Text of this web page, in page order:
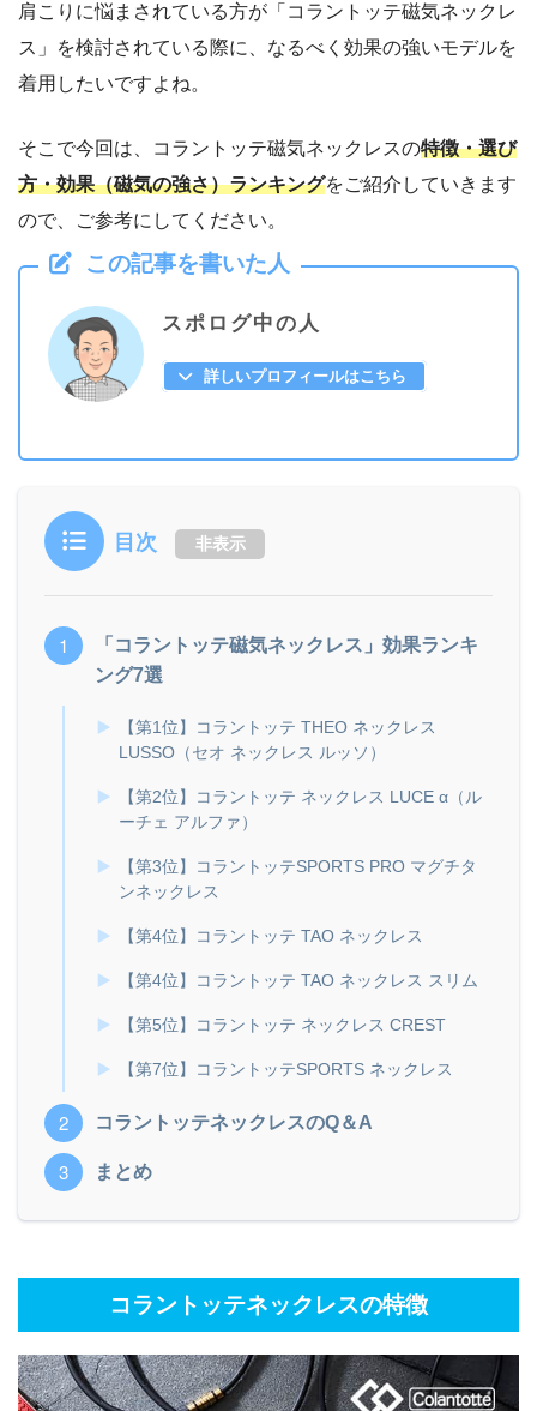
肩こりに悩まされている方が「コラントッテ磁気ネックレ
ス」を検討されている際に、なるべく効果の強いモデルを
着用したいですよね。
そこで今回は、コラントッテ磁気ネックレスの特徴・選び
方・効果（磁気の強さ）ランキングをご紹介していきます
ので、ご参考にしてください。
この記事を書いた人
スポログ中の人
詳しいプロフィールはこちら
目次 非表示
「コラントッテ磁気ネックレス」効果ランキ
ング7選
【第1位】コラントッテ THEO ネックレス
LUSSO（セオ ネックレス ルッソ）
【第2位】コラントッテ ネックレス LUCE α（ル
ーチェ アルファ）
【第3位】コラントッテSPORTS PRO マグチタ
ンネックレス
【第4位】コラントッテ TAO ネックレス
【第4位】コラントッテ TAO ネックレス スリム
【第5位】コラントッテ ネックレス CREST
【第7位】コラントッテSPORTS ネックレス
コラントッテネックレスのQ＆A
まとめ
コラントッテネックレスの特徴